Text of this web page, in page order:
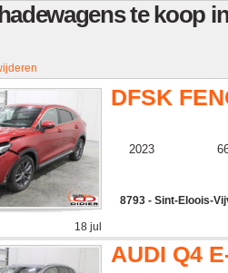
te koop
18 jul
DFSK
2023
8793 - Sint-Eloois-
AUDI Q4